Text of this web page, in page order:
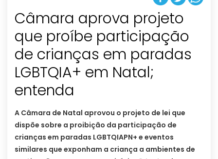
Câmara aprova projeto
que proíbe participação
de crianças em paradas
LGBTQIA+ em Natal;
entenda
A Câmara de Natal aprovou o projeto de lei que
dispõe sobre a proibição da participação de
crianças em paradas LGBTQIAPN+ e eventos
similares que exponham a criança a ambientes de